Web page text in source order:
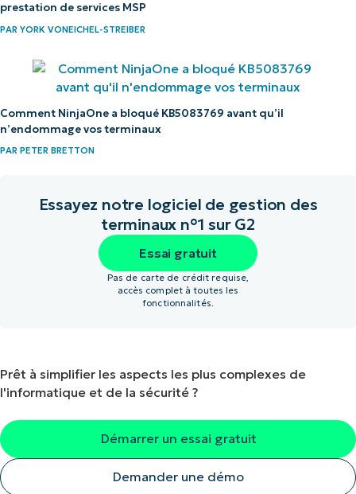
prestation de services MSP
PAR YORK VONEICHEL-STREIBER
Comment NinjaOne a bloqué KB5083769 avant qu’il
n’endommage vos terminaux
PAR PETER BRETTON
Essayez notre logiciel de gestion des
terminaux n°1 sur G2
Essai gratuit
Pas de carte de crédit requise,
accès complet à toutes les
fonctionnalités.
Prêt à simplifier les aspects les plus complexes de
l'informatique et de la sécurité ?
Démarrer un essai gratuit
Demander une démo